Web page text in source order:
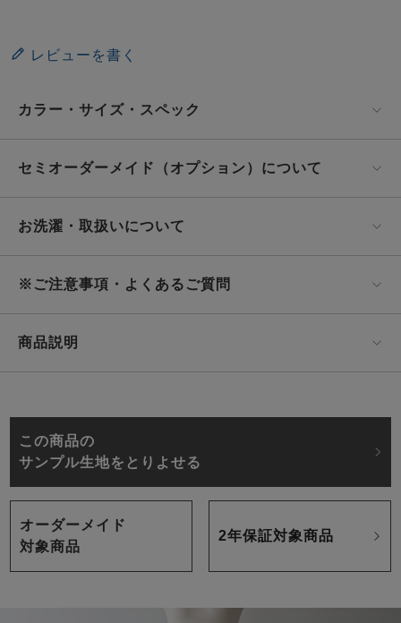
レビューを書く
カラー・サイズ・スペック
セミオーダーメイド（オプション）について
お洗濯・取扱いについて
※ご注意事項・よくあるご質問
商品説明
この商品の
サンプル生地をとりよせる
オーダーメイド
対象商品
2年保証対象商品